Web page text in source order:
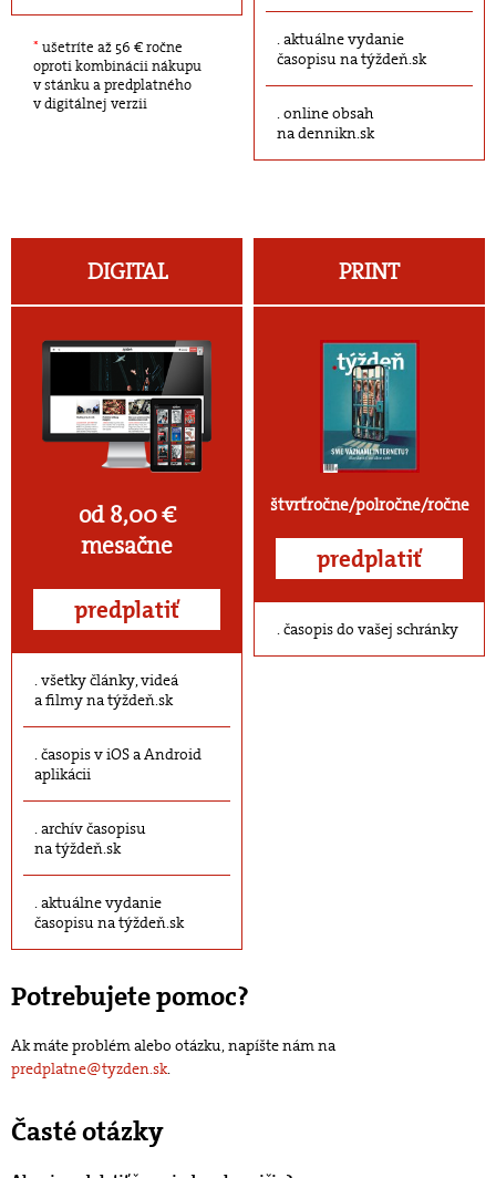
* ušetríte až 56 € ročne
oproti kombinácii nákupu
v stánku a predplatného
v digitálnej verzii
aktuálne vydanie
časopisu na týždeň.sk
online obsah
na dennikn.sk
DIGITAL
od 8,00 €
mesačne
predplatiť
všetky články, videá
a filmy na týždeň.sk
časopis v iOS a Android
aplikácii
archív časopisu
na týždeň.sk
aktuálne vydanie
časopisu na týždeň.sk
PRINT
štvrťročne/polročne/ročne
predplatiť
časopis do vašej schránky
Potrebujete pomoc?
Ak máte problém alebo otázku, napíšte nám na
predplatne@tyzden.sk.
Časté otázky